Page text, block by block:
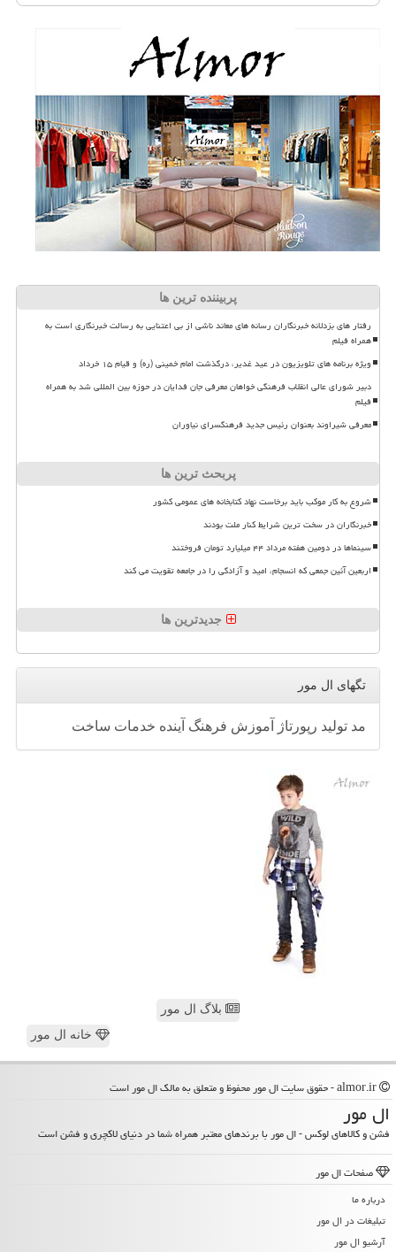
پربیننده ترین ها
رفتار های بزدلانه خبرنگاران رسانه های معاند ناشی از بی اعتنایی به رسالت خبرنگاری است به
همراه فیلم
ویژه برنامه های تلویزیون در عید غدیر، درگذشت امام خمینی (ره) و قیام ۱۵ خرداد
دبیر شورای عالی انقلاب فرهنگی خواهان معرفی جان فدایان در حوزه بین المللی شد به همراه
فیلم
معرفی شیراوند بعنوان رئیس جدید فرهنگسرای نیاوران
پربحث ترین ها
شروع به کار موکب باید برخاست نهاد کتابخانه های عمومی کشور
خبرنگاران در سخت ترین شرایط کنار ملت بودند
سینماها در دومین هفته مرداد ۴۴ میلیارد تومان فروختند
اربعین آئین جمعی که انسجام، امید و آزادگی را در جامعه تقویت می کند
جدیدترین ها
تگهای ال مور
مد تولید رپورتاژ آموزش فرهنگ آینده خدمات ساخت
بلاگ ال مور
خانه ال مور
ال مور
فشن و کالاهای لوکس - ال مور با برندهای معتبر همراه شما در دنیای لاکچری و فشن است
صفحات ال مور
درباره ما
تبلیغات در ال مور
آرشیو ال مور